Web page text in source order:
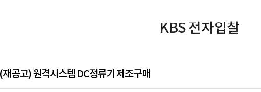
KBS 전자입찰
(재공고) 원격시스템 DC정류기 제조구매